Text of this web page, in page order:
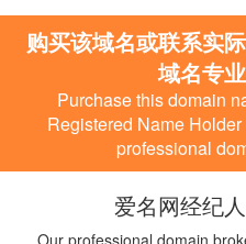
购买该域名或联系实
域名专
Purchase this domain
Registered Name
professional
爱名网经纪
Our professional domain